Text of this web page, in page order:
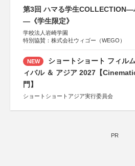
第3回 ハマる学生COLLECTION―
―《学生限定》
学校法人岩崎学園
特別協賛：株式会社ウィゴー（WEGO）
NEW
ショートショート フィル
ィバル ＆ アジア 2027【
門】
ショートショートアジア実行委員会
PR